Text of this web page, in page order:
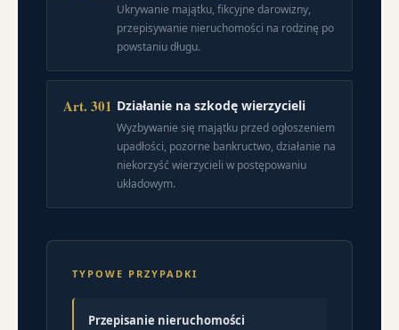
Ukrywanie majątku, fikcyjne darowizny,
przepisywanie nieruchomości na rodzinę po
powstaniu długu.
Art. 301 Działanie na szkodę wierzycieli
Wyzbywanie się majątku przed ogłoszeniem
upadłości, pozorne bankructwo, działanie na
niekorzyść wierzycieli w postępowaniu
układowym.
TYPOWE PRZYPADKI
Przepisanie nieruchomości